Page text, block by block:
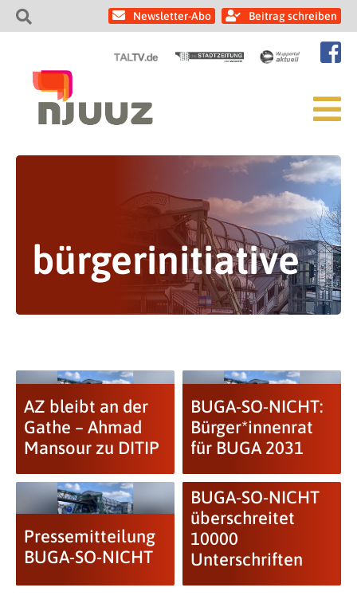
Newsletter-Abo Beitrag schreiben
bürgerinitiative
AZ bleibt an der
Gathe – Ahmad
Mansour zu DITIP
BUGA-SO-NICHT:
Bürger*innenrat
für BUGA 2031
Pressemitteilung
BUGA-SO-NICHT
BUGA-SO-NICHT
überschreitet
10000
Unterschriften